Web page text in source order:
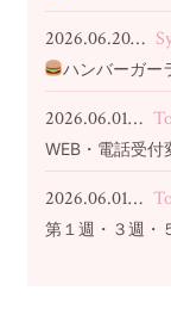
2026.06.20…
ハンバーガー
2026.06.01…
WEB・電話受付
2026.06.01…
第１週・３週・